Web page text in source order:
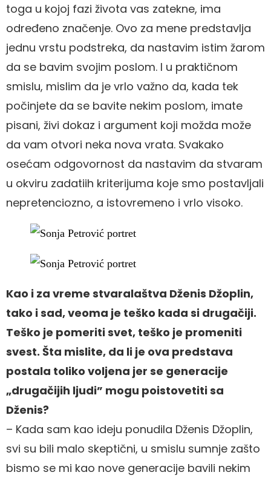
toga u kojoj fazi života vas zatekne, ima
određeno značenje. Ovo za mene predstavlja
jednu vrstu podstreka, da nastavim istim žarom
da se bavim svojim poslom. I u praktičnom
smislu, mislim da je vrlo važno da, kada tek
počinjete da se bavite nekim poslom, imate
pisani, živi dokaz i argument koji možda može
da vam otvori neka nova vrata. Svakako
osećam odgovornost da nastavim da stvaram
u okviru zadatiih kriterijuma koje smo postavljali
nepretenciozno, a istovremeno i vrlo visoko.
Kao i za vreme stvaralaštva Dženis Džoplin,
tako i sad, veoma je teško kada si drugačiji.
Teško je pomeriti svet, teško je promeniti
svest. Šta mislite, da li je ova predstava
postala toliko voljena jer se generacije
„drugačijih ljudi” mogu poistovetiti sa
Dženis?
– Kada sam kao ideju ponudila Dženis Džoplin,
svi su bili malo skeptični, u smislu sumnje zašto
bismo se mi kao nove generacije bavili nekim